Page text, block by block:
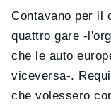
Contavano per il
quattro gare -
che le auto
viceversa-.
che volessero